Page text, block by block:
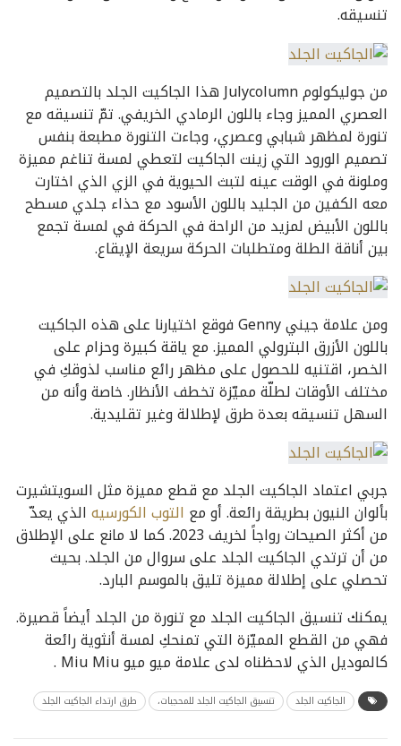
تنسيقه.
من جوليكولوم Julycolumn هذا الجاكيت الجلد بالتصميم
العصري المميز وجاء باللون الرمادي الخريفي. تمّ تنسيقه مع
تنورة لمظهر شبابي وعصري، وجاءت التنورة مطبعة بنفس
تصميم الورود التي زينت الجاكيت لتعطي لمسة تناغم مميزة
وملونة في الوقت عينه لتبث الحيوية في الزي الذي اختارت
معه الكفين من الجليد باللون الأسود مع حذاء جلدي مسطح
باللون الأبيض لمزيد من الراحة في الحركة في لمسة تجمع
بين أناقة الطلة ومتطلبات الحركة سريعة الإيقاع.
ومن علامة جيني Genny فوقع اختيارنا على هذه الجاكيت
باللون الأزرق البترولي المميز. مع ياقة كبيرة وحزام على
الخصر، اقتنيه للحصول على مظهر رائع مناسب لذوقكِ في
مختلف الأوقات لطلّة مميّزة تخطف الأنظار. خاصة وأنه من
السهل تنسيقه بعدة طرق لإطلالة وغير تقليدية.
جربي اعتماد الجاكيت الجلد مع قطع مميزة مثل السويتشيرت
بألوان النيون بطريقة رائعة. أو مع التوب الكورسيهالذي يعدّ
من أكثر الصيحات رواجاً لخريف 2023. كما لا مانع على الإطلاق
من أن ترتدي الجاكيت الجلد على سروال من الجلد. بحيث
تحصلي على إطلالة مميزة تليق بالموسم البارد.
يمكنك تنسيق الجاكيت الجلد مع تنورة من الجلد أيضاً قصيرة.
فهي من القطع المميّزة التي تمنحكِ لمسة أنثوية رائعة
كالموديل الذي لاحظناه لدى علامة ميو ميو Miu Miu .
الجاكيت الجلد تنسيق الجاكيت الجلد للمحجبات، طرق ارتداء الجاكيت الجلد